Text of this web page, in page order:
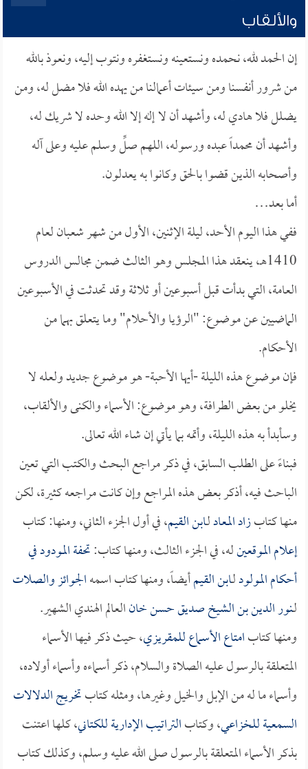
والألقاب
إن الحمد لله، نحمده ونستعينه ونستغفره ونتوب إليه، ونعوذ بالله
من شرور أنفسنا ومن سيئات أعمالنا من يهده الله فلا مضل له، ومن
يضلل فلا هادي له، وأشهد أن لا إله إلا الله وحده لا شريك له،
وأشهد أن محمداً عبده ورسوله، اللهم صلِّ وسلم عليه وعلى آله
وأصحابه الذين قضوا بالحق وكانوا به يعدلون.
أما بعد…
ففي هذا اليوم الأحد، ليلة الإثنين، الأول من شهر شعبان لعام
1410هـ، ينعقد هذا المجلس وهو الثالث ضمن مجالس الدروس
العامة، التي بدأت قبل أسبوعين أو ثلاثة وقد تحدثت في الأسبوعين
الماضيين عن موضوع: "الرؤيا والأحلام" وما يتعلق بهما من
الأحكام.
فإن موضوع هذه الليلة -أيها الأحبة- هو موضوع جديد ولعله لا
يخلو من بعض الطرافة، وهو موضوع: الأسماء والكنى والألقاب،
وسأبدأ به هذه الليلة، وأتمه بما يأتي إن شاء الله تعالى.
فبناءً على الطلب السابق، في ذكر مراجع البحث والكتب التي تعين
الباحث فيه، أذكر بعض هذه المراجع وإن كانت مراجعه كثيرة، لكن
منها كتابزاد المعادلـابن القيم، في أول الجزء الثاني، ومنها: كتاب
إعلام الموقعينله، في الجزء الثالث، ومنها كتاب:تحفة المودود في
أحكام المولودلـابن القيمأيضاً، ومنها كتاب اسمهالجوائز والصلات
لـنور الدين بن الشيخ صديق حسن خانالعالم الهندي الشهير.
ومنها كتابامتاع الأسماعللمقريزي، حيث ذكر فيها الأسماء
المتعلقة بالرسول عليه الصلاة والسلام، ذكر أسماءه وأسماء أولاده،
وأسماء ما له من الإبل والخيل وغيرها، ومثله كتابتخريج الدلالات
السمعيةللخزاعي، وكتابالتراتيب الإداريةللكتاني، كلها اعتنت
بذكر الأسماء المتعلقة بالرسول صلى الله عليه وسلم، وكذلك كتاب